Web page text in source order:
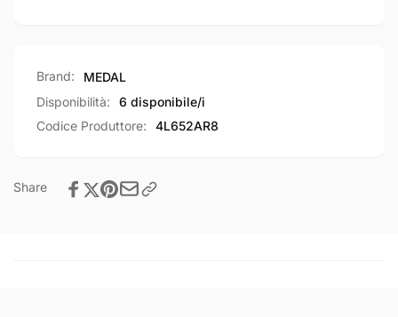
Brand:
MEDAL
Disponibilità:
6 disponibile/i
Codice Produttore:
4L652AR8
Share